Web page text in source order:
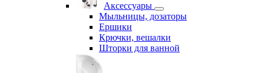
Аксессуары
Мыльницы, дозаторы
Ершики
Крючки, вешалки
Шторки для ванной